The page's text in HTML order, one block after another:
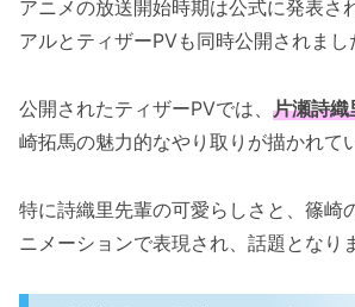
アニメの放送開始時期は公式に発表さ
アルとティザーPVも同時公開されまし
公開されたティザーPVでは、 片瀬詩織
崎拓馬の魅力的なやり取りが描かれて
特に詩織里先輩の可愛らしさと、篠崎
ニメーションで表現され、話題となり